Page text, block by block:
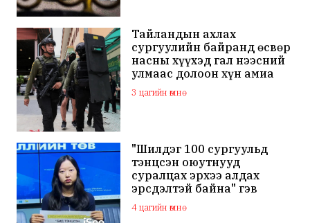
Тайландын ахлах
сургуулийн байранд өсвөр
насны хүүхэд гал нээсний
улмаас долоон хүн амиа
алдаж, 30 гаруй хүн
шархаджээ
3 цагийн өмнө
"Шилдэг 100 сургуульд
тэнцсэн оюутнууд
суралцах эрхээ алдах
эрсдэлтэй байна" гэв
4 цагийн өмнө